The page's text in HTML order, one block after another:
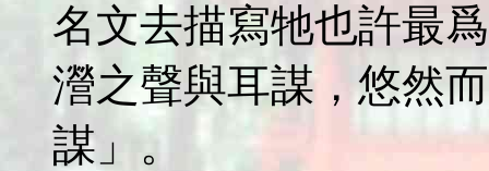
名文去描寫牠也許最
瀯之聲與耳謀，悠然
謀」。